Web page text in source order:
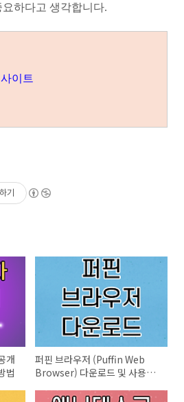
하다고 생각합니다.
이트
기
개
법
퍼핀 브라우저 (Puffin Web
Browser) 다운로드 및 사용법